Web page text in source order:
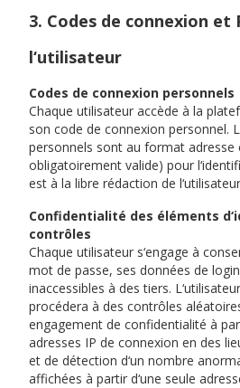
3. Codes de connexion et
l‘utilisateur
Codes de connexion personnels
Chaque utilisateur accède à la
son code de connexion personnel.
personnels sont au format adresse
obligatoirement valide) pour
est à la libre rédaction de
Confidentialité des éléments
contrôles
Chaque utilisateur s‘engage à
mot de passe, ses données de
inaccessibles à des tiers.
procédera à des contrôles
engagement de confidentialité à
adresses IP de connexion en des
et de détection d‘un nombre
affichées à partir d‘une seule